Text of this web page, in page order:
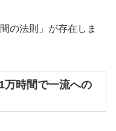
の法則」が存在しま
万時間で一流への